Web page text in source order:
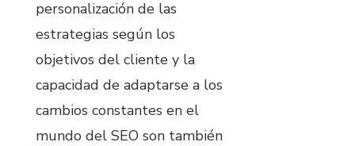
personalización de las
estrategias según los
objetivos del cliente y la
capacidad de adaptarse a los
cambios constantes en el
mundo del SEO son también